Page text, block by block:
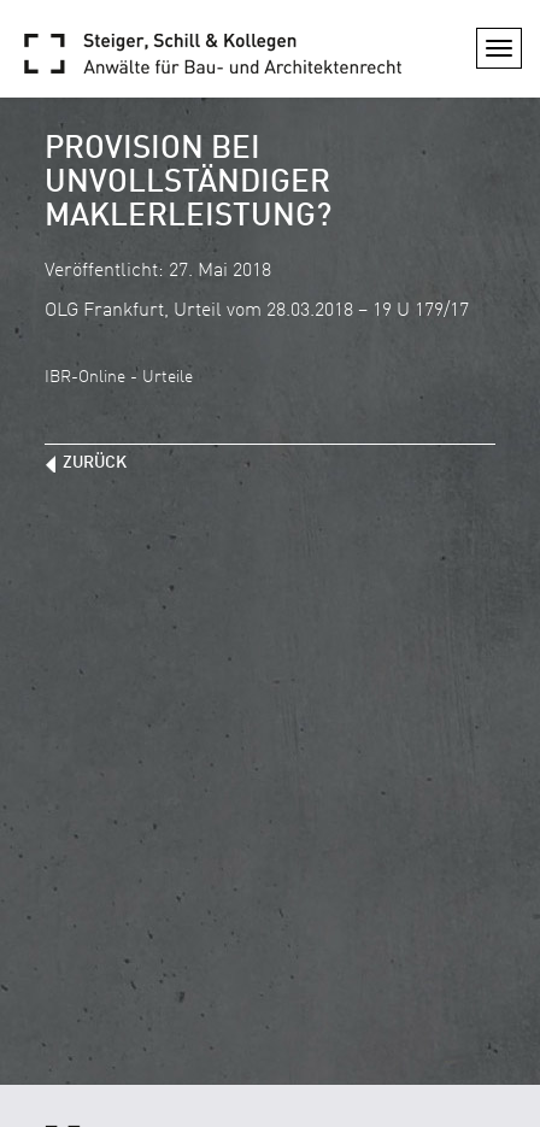
PROVISION BEI
UNVOLLSTÄNDIGER
MAKLERLEISTUNG?
Veröffentlicht: 27. Mai 2018
OLG Frankfurt, Urteil vom 28.03.2018 – 19 U 179/17
IBR-Online - Urteile
ZURÜCK